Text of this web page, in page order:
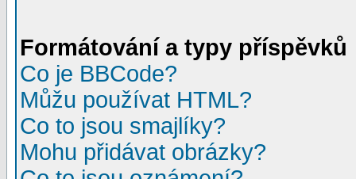
Formátování a typy příspěvků
Co je BBCode?
Můžu používat HTML?
Co to jsou smajlíky?
Mohu přidávat obrázky?